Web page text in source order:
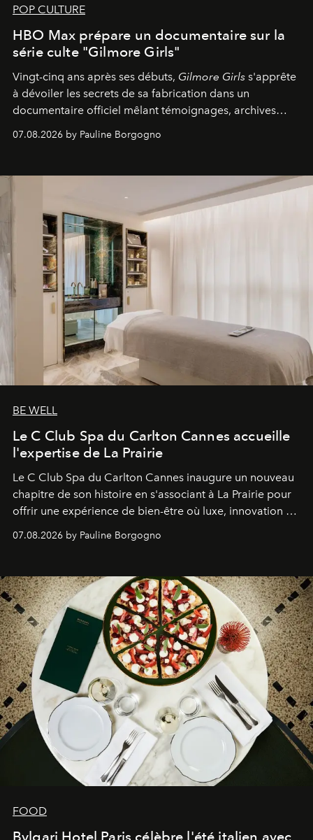
POP CULTURE
HBO Max prépare un documentaire sur la
série culte "Gilmore Girls"
Vingt-cinq ans après ses débuts, Gilmore Girls s'apprête
à dévoiler les secrets de sa fabrication dans un
documentaire officiel mêlant témoignages, archives
générationnel.
07.08.2026 by Pauline Borgogno
BE WELL
Le C Club Spa du Carlton Cannes accueille
l'expertise de La Prairie
Le C Club Spa du Carlton Cannes inaugure un nouveau
chapitre de son histoire en s'associant à La Prairie pour
offrir une expérience de bien-être où luxe, innovation et
07.08.2026 by Pauline Borgogno
FOOD
Bvlgari Hotel Paris célèbre l'été italien avec